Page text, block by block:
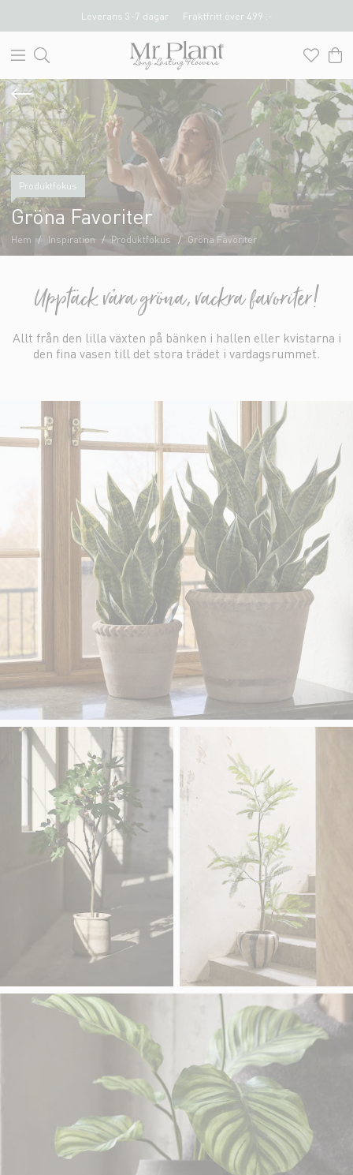
Leverans 3-7 dagar Fraktfritt över 499 :-
Produktfokus
Gröna Favoriter
Hem Inspiration Produktfokus Gröna Favoriter
Upptäck våra gröna, vackra favoriter!
Allt från den lilla växten på bänken i hallen eller kvistarna i
den fina vasen till det stora trädet i vardagsrummet.